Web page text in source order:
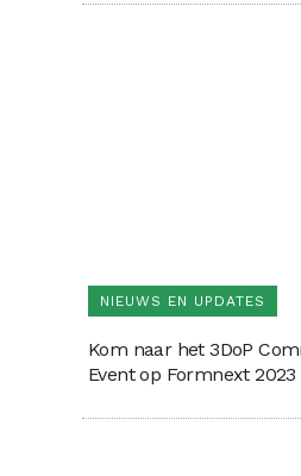
NIEUWS EN UPDATES
Kom naar het 3DoP
Event op Formnext 2023